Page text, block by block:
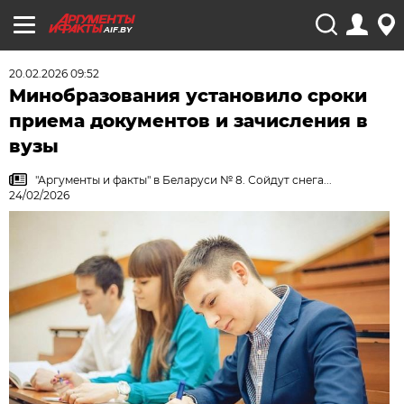
AIF.BY
20.02.2026 09:52
Минобразования установило сроки
приема документов и зачисления в
вузы
"Аргументы и факты" в Беларуси № 8. Сойдут снега...
24/02/2026